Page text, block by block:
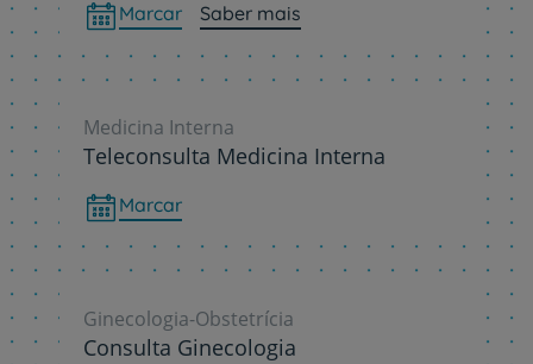
Marcar Saber mais
Medicina Interna
Teleconsulta Medicina Interna
Marcar
Ginecologia-Obstetrícia
Consulta Ginecologia